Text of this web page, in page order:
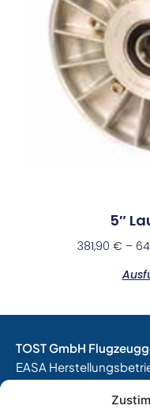
5″
381,90 € –
TOST GmbH
EASA
Entwicklungsbetrieb